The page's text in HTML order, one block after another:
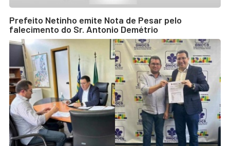
Prefeito Netinho emite Nota de Pesar pelo
falecimento do Sr. Antonio Demétrio